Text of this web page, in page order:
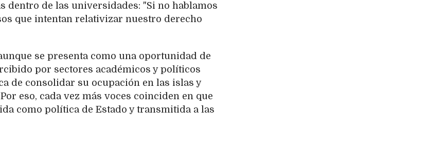
dentro de las universidades: "Si no hablamos
que intentan relativizar nuestro derecho
se presenta como una oportunidad de
por sectores académicos y políticos
de consolidar su ocupación en las islas y
eso, cada vez más voces coinciden en que
como política de Estado y transmitida a las